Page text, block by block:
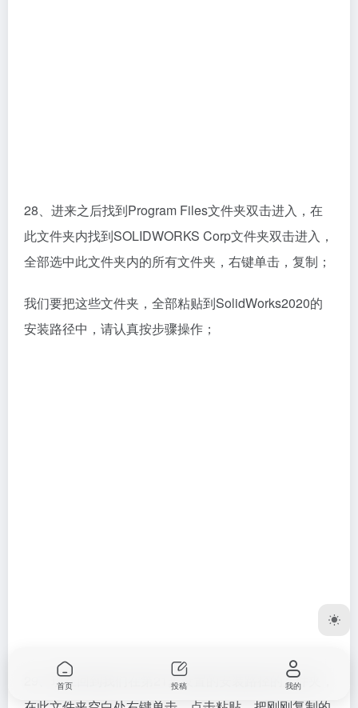
28、进来之后找到Program Files文件夹双击进入，在
此文件夹内找到SOLIDWORKS Corp文件夹双击进入，
全部选中此文件夹内的所有文件夹，右键单击，复制；
我们要把这些文件夹，全部粘贴到SolidWorks2020的
安装路径中，请认真按步骤操作；
29、现在回到我们在第21步设置的安装路径的文件夹，
首页 投稿 我的